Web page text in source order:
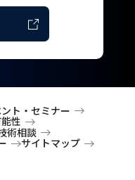
ト・セミナー
性
術相談
サイトマップ